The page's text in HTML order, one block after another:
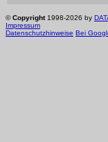
©Copyright1998-2026 by
Impressum
Datenschutzhinweise Bei